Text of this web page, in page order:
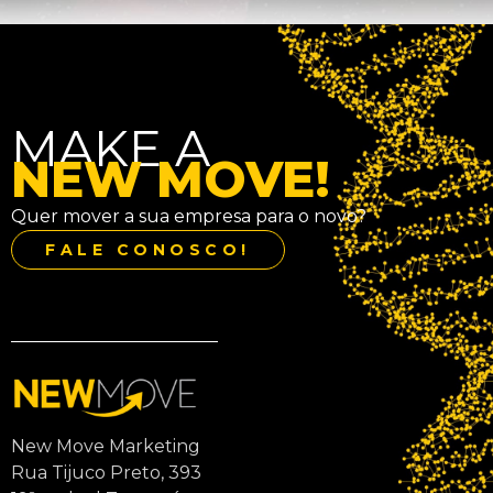
MAKE A
NEW MOVE!
Quer mover a sua empresa para o novo?
FALE CONOSCO!
New Move Marketing
Rua Tijuco Preto, 393